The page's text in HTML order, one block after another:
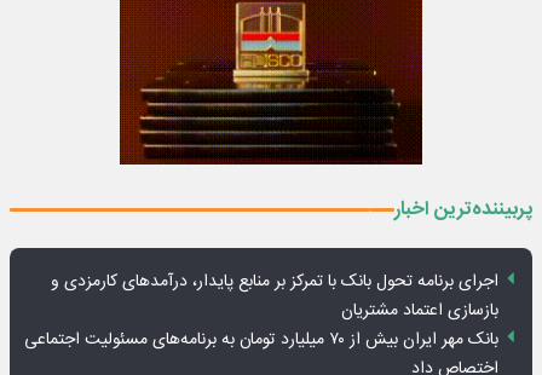
پربیننده‌ترین اخبار
اجرای برنامه تحول بانک با تمرکز بر منابع پایدار، درآمدهای کارمزدی و
بازسازی اعتماد مشتریان
بانک مهر ایران بیش از ۷۰ میلیارد تومان به برنامه‌های مسئولیت اجتماعی
اختصاص داد